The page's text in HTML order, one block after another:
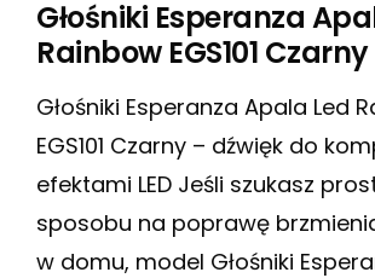
Głośniki Esperanza
Rainbow EGS101 Czarny
Głośniki Esperanza Apala Led
EGS101 Czarny – dźwięk do
efektami LED Jeśli szukasz
sposobu na poprawę
w domu, model Głośniki